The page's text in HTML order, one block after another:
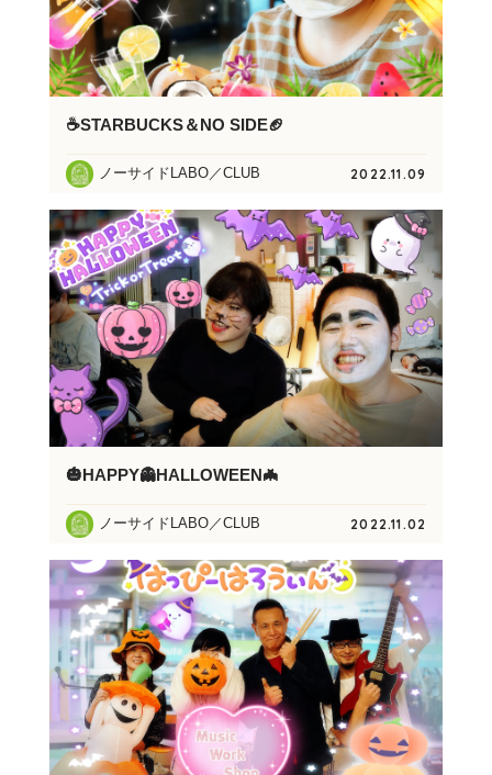
☕STARBUCKS＆NO SIDE🏈
ノーサイドLABO／CLUB 2022.11.09
🎃HAPPY👻HALLOWEEN🦇
ノーサイドLABO／CLUB 2022.11.02